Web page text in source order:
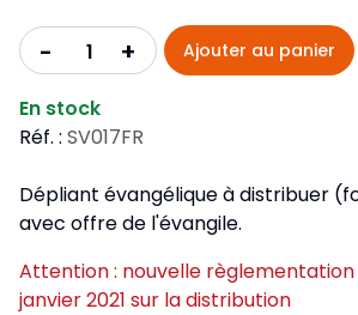
- + Ajouter au panier
En stock
Réf. : SV017FR
Dépliant évangélique à distribuer
avec offre de l'évangile.
Attention : nouvelle règlementation
janvier 2021 sur la distribution